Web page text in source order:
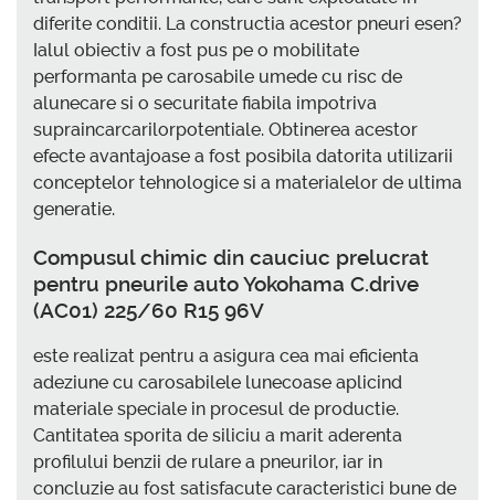
diferite conditii. La constructia acestor pneuri esen?
Ialul obiectiv a fost pus pe o mobilitate
performanta pe carosabile umede cu risc de
alunecare si o securitate fiabila impotriva
supraincarcarilorpotentiale. Obtinerea acestor
efecte avantajoase a fost posibila datorita utilizarii
conceptelor tehnologice si a materialelor de ultima
generatie.
Compusul chimic din cauciuc prelucrat
pentru pneurile auto Yokohama C.drive
(AC01) 225/60 R15 96V
este realizat pentru a asigura cea mai eficienta
adeziune cu carosabilele lunecoase aplicind
materiale speciale in procesul de productie.
Cantitatea sporita de siliciu a marit aderenta
profilului benzii de rulare a pneurilor, iar in
concluzie au fost satisfacute caracteristici bune de